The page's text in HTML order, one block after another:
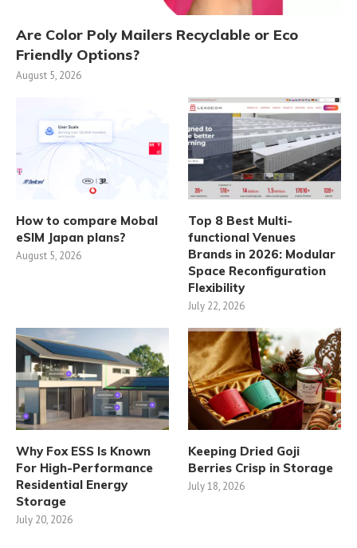
Are Color Poly Mailers Recyclable or Eco
Friendly Options?
August 5, 2026
How to compare Mobal
eSIM Japan plans?
August 5, 2026
Top 8 Best Multi-
functional Venues
Brands in 2026: Modular
Space Reconfiguration
Flexibility
July 22, 2026
Why Fox ESS Is Known
For High-Performance
Residential Energy
Storage
July 20, 2026
Keeping Dried Goji
Berries Crisp in Storage
July 18, 2026